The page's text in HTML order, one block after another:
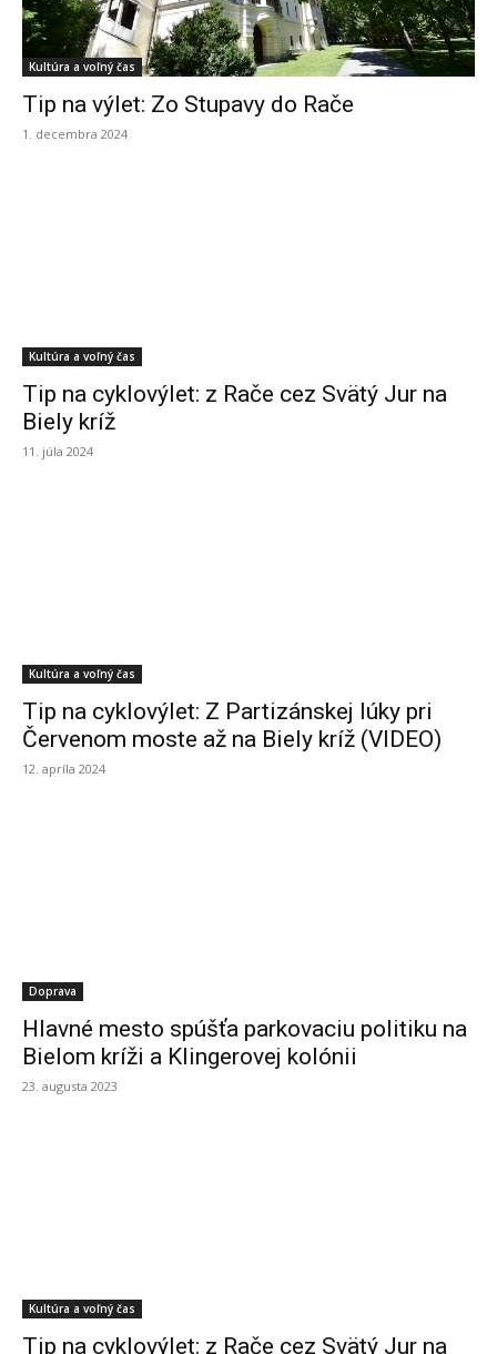
Kultúra a voľný čas
Tip na výlet: Zo Stupavy do Rače
1. decembra 2024
Kultúra a voľný čas
Tip na cyklovýlet: z Rače cez Svätý Jur na
Biely kríž
11. júla 2024
Kultúra a voľný čas
Tip na cyklovýlet: Z Partizánskej lúky pri
Červenom moste až na Biely kríž (VIDEO)
12. apríla 2024
Doprava
Hlavné mesto spúšťa parkovaciu politiku na
Bielom kríži a Klingerovej kolónii
23. augusta 2023
Kultúra a voľný čas
Tip na cyklovýlet: z Rače cez Svätý Jur na